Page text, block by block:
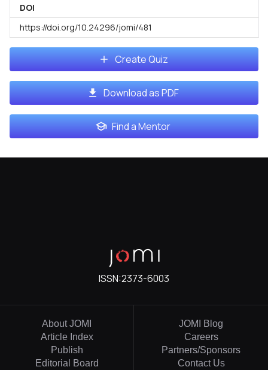
DOI
https://doi.org/10.24296/jomi/481
Create Quiz
Download as PDF
Find a Mentor
ISSN:2373-6003
About JOMI
Article Index
Publish
Editorial Board
JOMI Blog
Careers
Partners/Sponsors
Contact Us